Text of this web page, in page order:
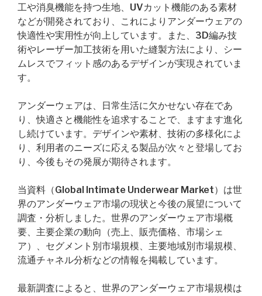
工や消臭機能を持つ生地、UVカット機能のある素材
などが開発されており、これによりアンダーウェアの
快適性や実用性が向上しています。また、3D編み技
術やレーザー加工技術を用いた縫製方法により、シー
ムレスでフィット感のあるデザインが実現されていま
す。
アンダーウェアは、日常生活に欠かせない存在であ
り、快適さと機能性を追求することで、ますます進化
し続けています。デザインや素材、技術の多様化によ
り、利用者のニーズに応える製品が次々と登場してお
り、今後もその発展が期待されます。
当資料（Global Intimate Underwear Market）は世
界のアンダーウェア市場の現状と今後の展望について
調査・分析しました。世界のアンダーウェア市場概
要、主要企業の動向（売上、販売価格、市場シェ
ア）、セグメント別市場規模、主要地域別市場規模、
流通チャネル分析などの情報を掲載しています。
最新調査によると、世界のアンダーウェア市場規模は